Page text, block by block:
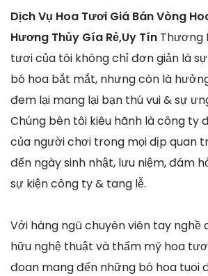
Dịch Vụ Hoa Tươi Giá Bán Vòng
Hương Thủy Gía Rẻ,Uy Tín Thương
tươi của tôi không chỉ đơn giản là
bó hoa bắt mắt, nhưng còn là
đem lại mang lại bạn thú vui & sự
Chúng bên tôi kiêu hãnh là công ty
của người chơi trong mọi dịp quan
đến ngày sinh nhật, lưu niệm, đám
sự kiện công ty & tang lễ.
Với hàng ngũ chuyên viên tay nghề
hữu nghệ thuật và thẩm mỹ hoa
đoan mang đến những bó hoa tuoi